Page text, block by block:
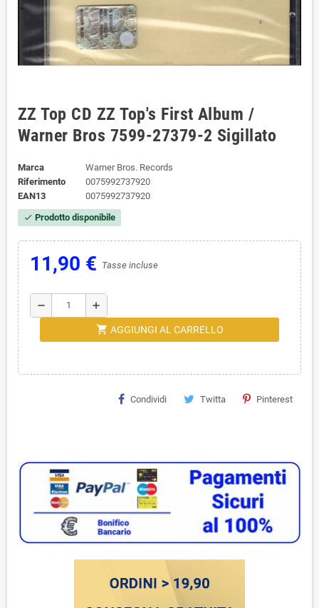
ZZ Top CD ZZ Top's First Album /
Warner Bros 7599-27379-2 Sigillato
Marca
Warner Bros. Records
Riferimento
0075992737920
EAN13
0075992737920
check Prodotto disponibile
11,90 € Tasse incluse
remove add
shopping_cart AGGIUNGI AL CARRELLO
Condividi Twitta Pinterest